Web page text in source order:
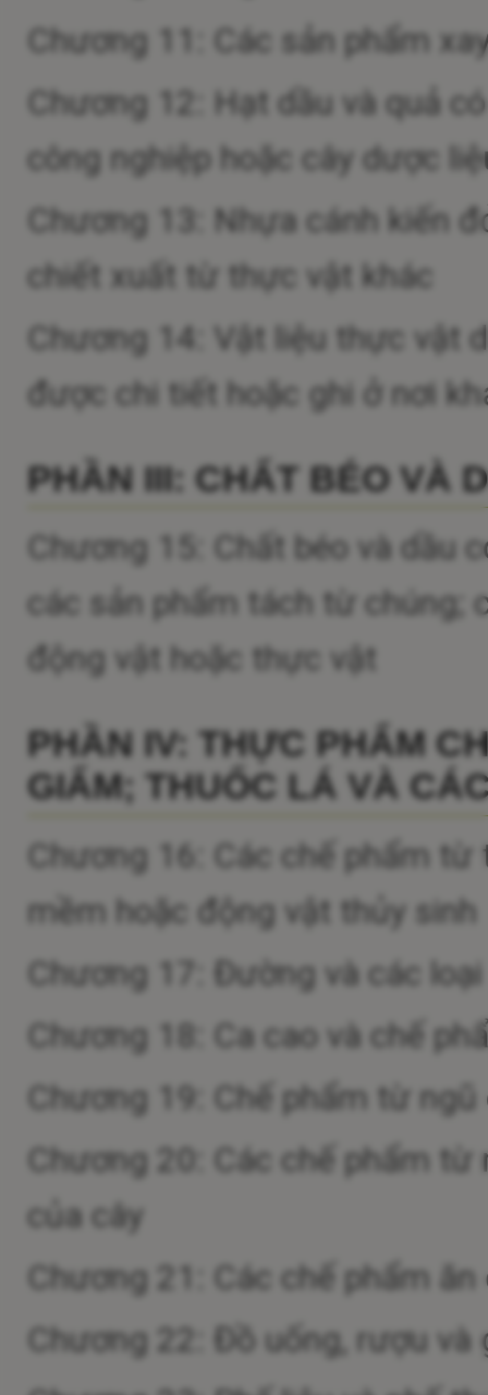
Chương 11: Các sản phẩm
Chương 12: Hạt dầu và quả
công nghiệp hoặc cây dược
Chương 13: Nhựa cánh kiến
chiết xuất từ thực vật khác
Chương 14: Vật liệu thực vật
được chi tiết hoặc ghi ở nơi
PHẦN III: CHẤT BÉO VÀ
Chương 15: Chất béo và dầu
các sản phẩm tách từ chúng;
động vật hoặc thực vật
PHẦN IV: THỰC PHẨM
GIẤM; THUỐC LÁ VÀ
Chương 16: Các chế phẩm
mềm hoặc động vật thủy
Chương 17: Đường và các
Chương 18: Ca cao và chế
Chương 19: Chế phẩm từ
Chương 20: Các chế phẩm từ
của cây
Chương 21: Các chế phẩm
Chương 22: Đồ uống, rượu và